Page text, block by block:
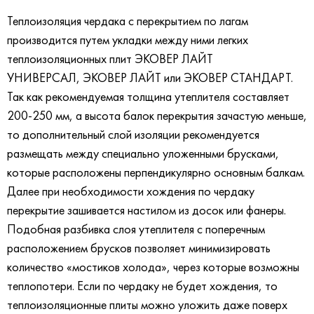
Теплоизоляция чердака с перекрытием по лагам
производится путем укладки между ними легких
теплоизоляционных плит ЭКОВЕР ЛАЙТ
УНИВЕРСАЛ, ЭКОВЕР ЛАЙТ или ЭКОВЕР СТАНДАРТ.
Так как рекомендуемая толщина утеплителя составляет
200-250 мм, а высота балок перекрытия зачастую меньше,
то дополнительный слой изоляции рекомендуется
размещать между специально уложенными брусками,
которые расположены перпендикулярно основным балкам.
Далее при необходимости хождения по чердаку
перекрытие зашивается настилом из досок или фанеры.
Подобная разбивка слоя утеплителя с поперечным
расположением брусков позволяет минимизировать
количество «мостиков холода», через которые возможны
теплопотери. Если по чердаку не будет хождения, то
теплоизоляционные плиты можно уложить даже поверх